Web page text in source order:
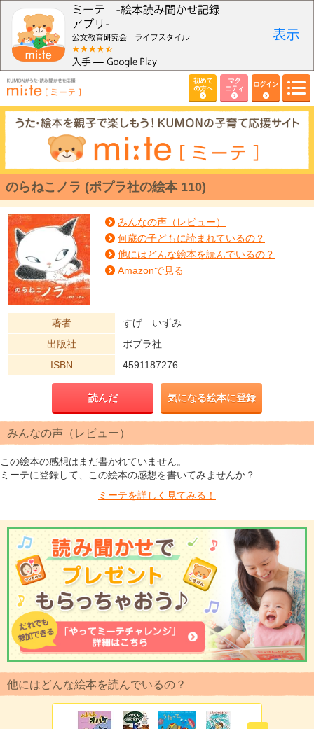
初めて
の方へ
マタ
ニティ
ログイン
のらねこノラ (ポプラ社の絵本 110)
みんなの声（レビュー）
何歳の子どもに読まれているの？
他にはどんな絵本を読んでいるの？
Amazonで見る
著者
すげ いずみ
出版社
ポプラ社
ISBN
4591187276
読んだ 気になる絵本に登録
みんなの声（レビュー）
この絵本の感想はまだ書かれていません。
ミーテに登録して、この絵本の感想を書いてみませんか？
ミーテを詳しく見てみる！
他にはどんな絵本を読んでいるの？